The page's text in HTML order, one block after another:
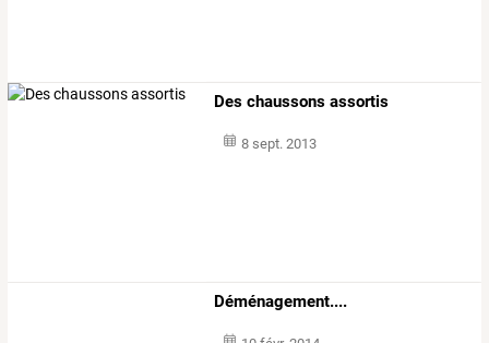
Des chaussons assortis
8 sept. 2013
Déménagement....